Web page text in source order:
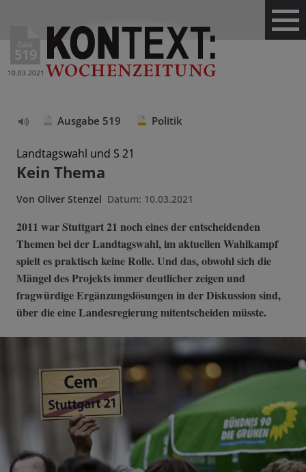
Ausg.
519
10.03.2021
vorlesen
Ausgabe 519 Politik
Landtagswahl und S 21
Kein Thema
Von Oliver Stenzel Datum: 10.03.2021
2011 war Stuttgart 21 noch eines der entscheidenden
Themen bei der Landtagswahl, im aktuellen Wahlkampf
spielt es praktisch keine Rolle. Und das, obwohl sich die
Mängel des Projekts immer deutlicher zeigen und
fragwürdige Ergänzungslösungen in der Diskussion sind,
über die eine Landesregierung mitentscheiden müsste.